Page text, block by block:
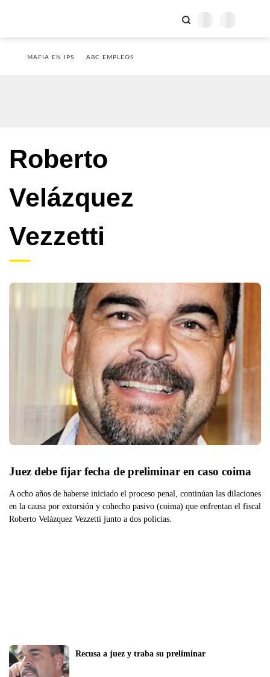
MAFIA EN IPS ABC EMPLEOS
Roberto
Velázquez
Vezzetti
Juez debe fijar fecha de preliminar en caso coima
A ocho años de haberse iniciado el proceso penal, continúan las dilaciones
en la causa por extorsión y cohecho pasivo (coima) que enfrentan el fiscal
Roberto Velázquez Vezzetti junto a dos policías.
Recusa a juez y traba su preliminar